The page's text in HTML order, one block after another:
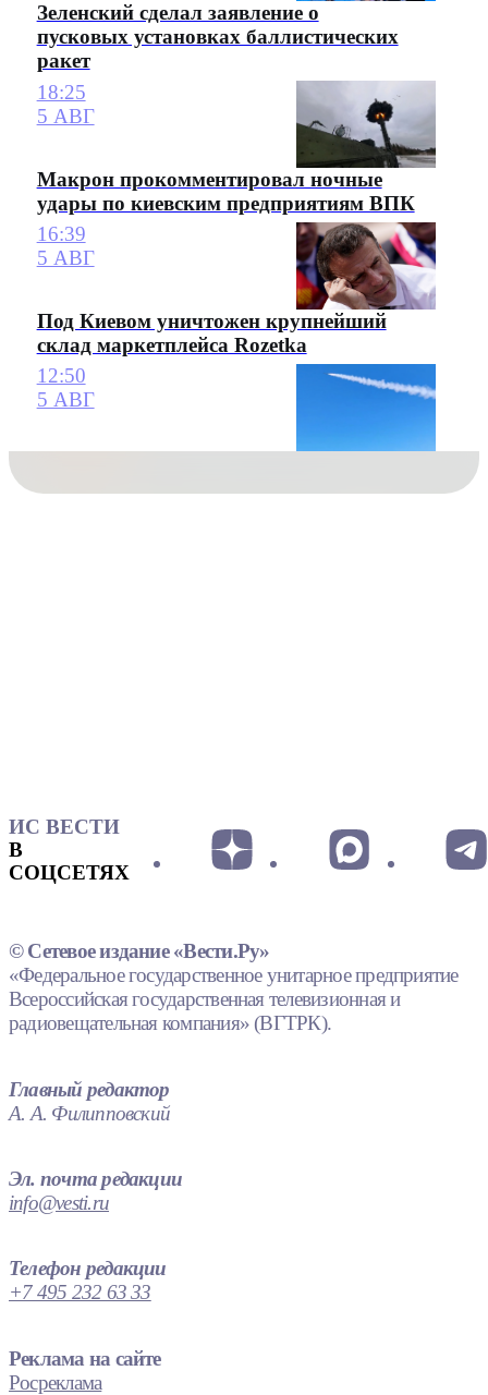
Зеленский сделал заявление о
пусковых установках баллистических
ракет
18:25
5 АВГ
Макрон прокомментировал ночные
удары по киевским предприятиям ВПК
16:39
5 АВГ
Под Киевом уничтожен крупнейший
склад маркетплейса Rozetka
12:50
5 АВГ
ИС ВЕСТИ
В
СОЦСЕТЯХ
© Сетевое издание «Вести.Ру»
«Федеральное государственное унитарное предприятие
Всероссийская государственная телевизионная и
радиовещательная компания» (ВГТРК).
Главный редактор
А. А. Филипповский
Эл. почта редакции
info@vesti.ru
Телефон редакции
+7 495 232 63 33
Реклама на сайте
Росреклама